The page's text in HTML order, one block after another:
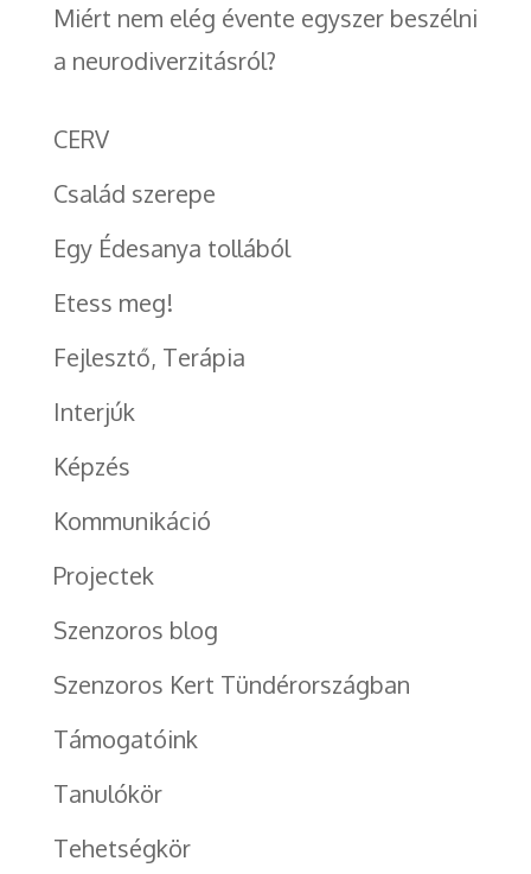
Miért nem elég évente egyszer beszélni
a neurodiverzitásról?
CERV
Család szerepe
Egy Édesanya tollából
Etess meg!
Fejlesztő, Terápia
Interjúk
Képzés
Kommunikáció
Projectek
Szenzoros blog
Szenzoros Kert Tündérországban
Támogatóink
Tanulókör
Tehetségkör